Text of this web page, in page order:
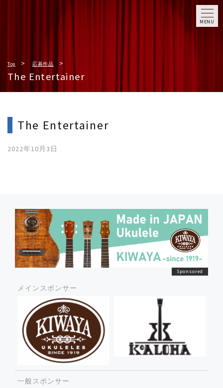
MENU
Top 応募作品
The Entertainer
The Entertainer
2022年10月3日
メインスポンサー
一般スポンサー